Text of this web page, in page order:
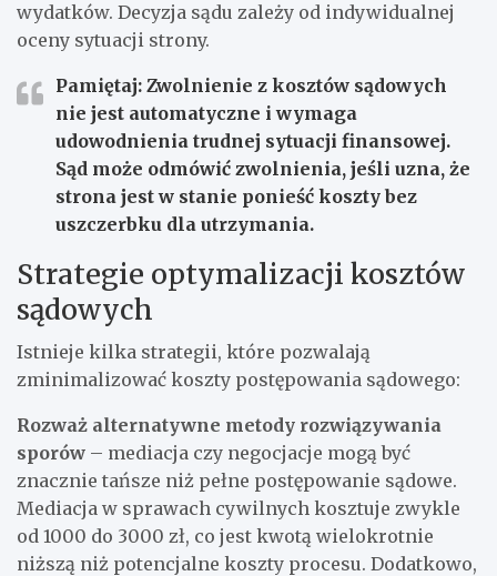
wydatków. Decyzja sądu zależy od indywidualnej
oceny sytuacji strony.
Pamiętaj: Zwolnienie z kosztów sądowych
nie jest automatyczne i wymaga
udowodnienia trudnej sytuacji finansowej.
Sąd może odmówić zwolnienia, jeśli uzna, że
strona jest w stanie ponieść koszty bez
uszczerbku dla utrzymania.
Strategie optymalizacji kosztów
sądowych
Istnieje kilka strategii, które pozwalają
zminimalizować koszty postępowania sądowego:
Rozważ alternatywne metody rozwiązywania
sporów – mediacja czy negocjacje mogą być
znacznie tańsze niż pełne postępowanie sądowe.
Mediacja w sprawach cywilnych kosztuje zwykle
od 1000 do 3000 zł, co jest kwotą wielokrotnie
niższą niż potencjalne koszty procesu. Dodatkowo,